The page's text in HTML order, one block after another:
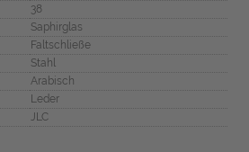
38
Saphirglas
Faltschließe
Stahl
Arabisch
Leder
JLC